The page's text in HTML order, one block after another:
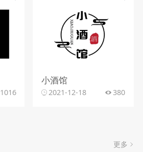
1016
小酒馆
2021-12-18 380
更多